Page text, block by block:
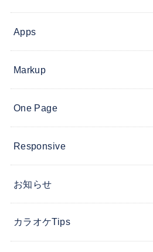
Apps
Markup
One Page
Responsive
お知らせ
カラオケTips